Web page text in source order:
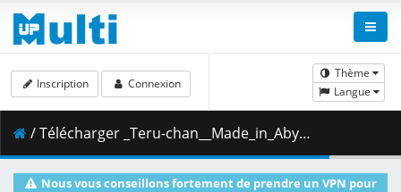
Thème
Langue
Inscription Connexion
/ Télécharger _Teru-chan__Made_in_Abyss_-_10__BD_1080p_x264_10bit_FLAC_.mkv.001 ( 825.93 MB )
Nous vous conseillons fortement de prendre un VPN pour